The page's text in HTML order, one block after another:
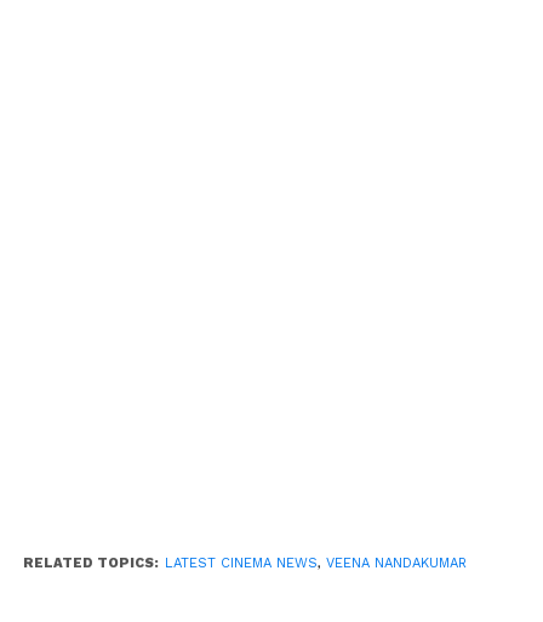
RELATED TOPICS: LATEST CINEMA NEWS, VEENA NANDAKUMAR